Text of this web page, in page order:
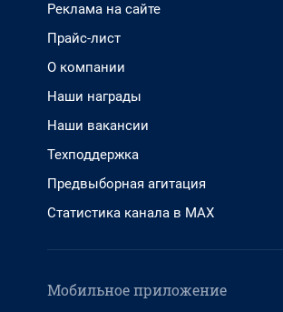
Реклама на сайте
Прайс-лист
О компании
Наши награды
Наши вакансии
Техподдержка
Предвыборная агитация
Статистика канала в MAX
Мобильное приложение